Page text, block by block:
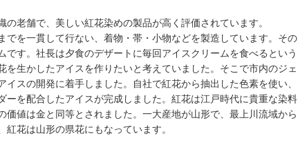
の老舗で、美しい紅花染めの製品が高く評価されています。
でを一貫して行ない、着物・帯・小物などを製造しています。その
です。社長は夕食のデザートに毎回アイスクリームを食べるという
を生かしたアイスを作りたいと考えていました。そこで市内のジェ
イスの開発に着手しました。自社で紅花から抽出した色素を使い、
ーを配合したアイスが完成しました。紅花は江戸時代に貴重な染料
価値は金と同等とされました。一大産地が山形で、最上川流域から
花は山形の県花にもなっています。